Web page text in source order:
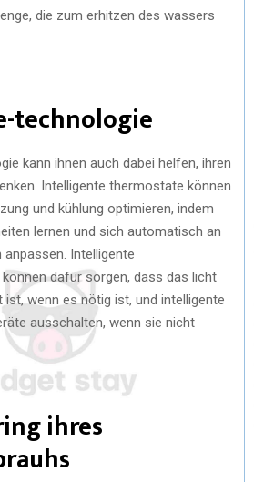
die zum erhitzen des wassers
technologie
kann ihnen auch dabei helfen, ihren
Intelligente thermostate können
und kühlung optimieren, indem
lernen und sich automatisch an
Intelligente
dafür sorgen, dass das licht
ist, wenn es nötig ist, und intelligente
ausschalten, wenn sie nicht
ihres